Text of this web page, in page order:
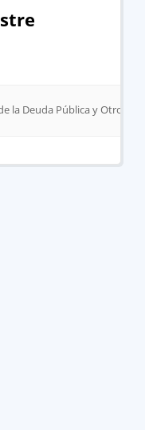
la Deuda Pública y Otros